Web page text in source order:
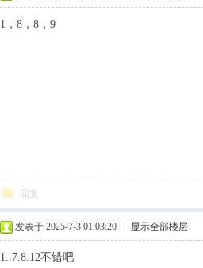
1，8，8，9
回复
发表于 2025-7-3 01:03:20 显示全部楼层
1..7.8.12不错吧